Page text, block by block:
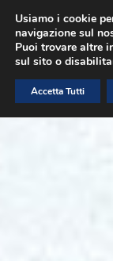
Usiamo i cookie
navigazione sul
Puoi trovare altre
sul sito o
Accetta Tutti